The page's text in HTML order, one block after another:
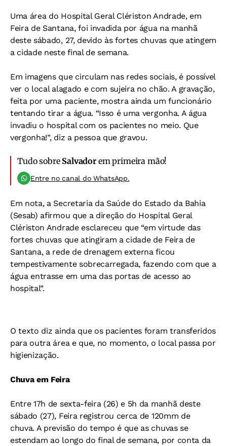
Uma área do Hospital Geral Clériston Andrade, em
Feira de Santana, foi invadida por água na manhã
deste sábado, 27, devido às fortes chuvas que atingem
a cidade neste final de semana.
Em imagens que circulam nas redes sociais, é possível
ver o local alagado e com sujeira no chão. A gravação,
feita por uma paciente, mostra ainda um funcionário
tentando tirar a água. “Isso é uma vergonha. A água
invadiu o hospital com os pacientes no meio. Que
vergonha!”, diz a pessoa que gravou.
Tudo sobre Salvadorem primeira mão!
Entre no canal do WhatsApp.
Em nota, a Secretaria da Saúde do Estado da Bahia
(Sesab) afirmou que a direção do Hospital Geral
Clériston Andrade esclareceu que “em virtude das
fortes chuvas que atingiram a cidade de Feira de
Santana, a rede de drenagem externa ficou
tempestivamente sobrecarregada, fazendo com que a
água entrasse em uma das portas de acesso ao
hospital”.
O texto diz ainda que os pacientes foram transferidos
para outra área e que, no momento, o local passa por
higienização.
Chuva em Feira
Entre 17h de sexta-feira (26) e 5h da manhã deste
sábado (27), Feira registrou cerca de 120mm de
chuva. A previsão do tempo é que as chuvas se
estendam ao longo do final de semana, por conta da